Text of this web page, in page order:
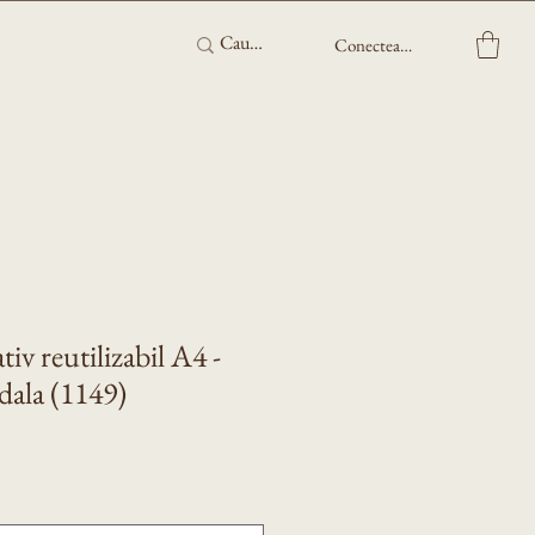
Conectează-te
reutilizabil A4 -
(1149)